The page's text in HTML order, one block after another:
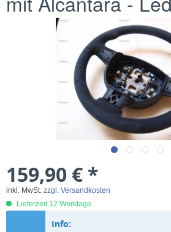
159,90 € *
inkl. MwSt. zzgl. Versandkosten
Lieferzeit 12 Werktage
Info: